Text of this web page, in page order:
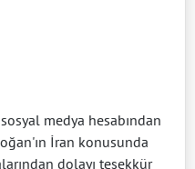
medya hesabından
İran konusunda
dolayı teşekkür